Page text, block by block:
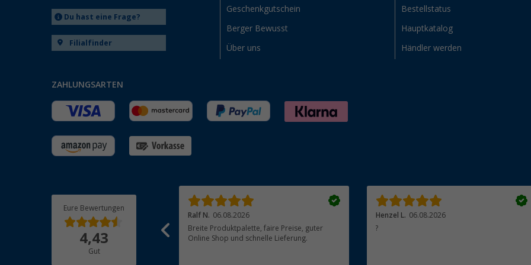
Du hast eine Frage?
Filialfinder
Geschenkgutschein
Berger Bewusst
Über uns
Bestellstatus
Hauptkatalog
Händler werden
ZAHLUNGSARTEN
Eure Bewertungen
4,43
Gut
06.08.2026
Leicht verspätete Lieferung.Aber gute
Ralf N. 06.08.2026
Breite Produktpalette, faire Preise, guter
Online Shop und schnelle Lieferung.
Henzel L. 06.08.2026
?